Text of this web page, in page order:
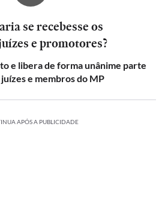
se recebesse os
e promotores?
e libera de forma unânime parte
juízes e membros do MP
APÓS A PUBLICIDADE